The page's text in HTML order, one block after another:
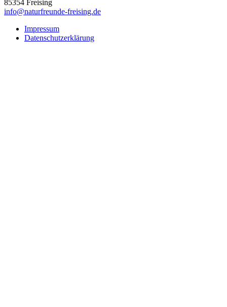
85354 Freising
info@naturfreunde-freising.de
Impressum
Datenschutzerklärung